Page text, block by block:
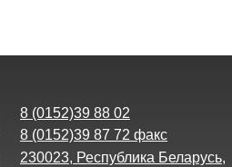
230023, Республика Беларусь,
8 (0152)39 88 02
8 (0152)39 87 72 факс